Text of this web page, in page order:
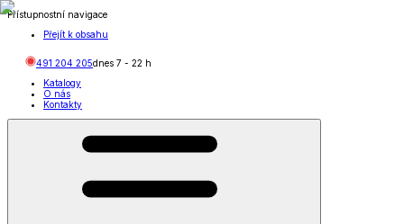
Přístupnostní navigace
Přejít k obsahu
491 204 205dnes 7 - 22 h
Katalogy
O nás
Kontakty